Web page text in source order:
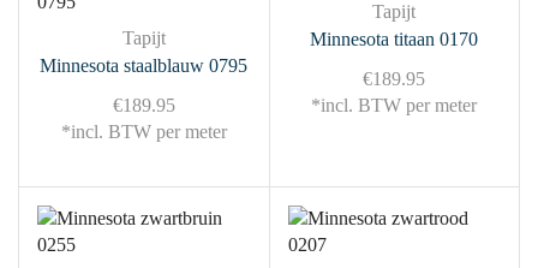
Tapijt
Minnesota staalblauw 0795
€189.95
*incl. BTW per meter
Tapijt
Minnesota titaan 0170
€189.95
*incl. BTW per meter